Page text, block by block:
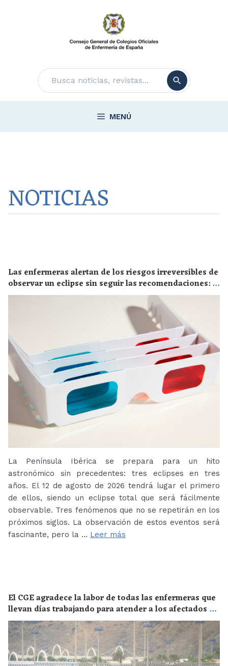
Buscar
MENÚ
NOTICIAS
Las enfermeras alertan de los riesgos irreversibles de
observar un eclipse sin seguir las recomendaciones: la
retinopatía solar es el mayor de los peligros
La Península Ibérica se prepara para un hito
astronómico sin precedentes: tres eclipses en tres
años. El 12 de agosto de 2026 tendrá lugar el primero
de ellos, siendo un eclipse total que será fácilmente
observable. Tres fenómenos que no se repetirán en los
próximos siglos. La observación de estos eventos será
fascinante, pero la … Leer más
El CGE agradece la labor de todas las enfermeras que
llevan días trabajando para atender a los afectados de
la crisis migratoria de Ceuta